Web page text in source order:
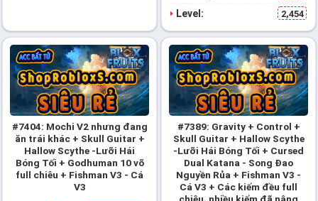
Level: 2,454
#7404: Mochi V2 nhưng đang
ăn trái khác + Skull Guitar +
Hallow Scythe -Lưỡi Hái
Bóng Tối + Godhuman 10 võ
full chiêu + Fishman V3 - Cá
V3
#7389: Gravity + Control +
Skull Guitar + Hallow Scythe
-Lưỡi Hái Bóng Tối + Cursed
Dual Katana - Song Đao
Nguyền Rủa + Fishman V3 -
Cá V3 + Các kiếm đều full
chiêu, nhiều kiếm đã nâng